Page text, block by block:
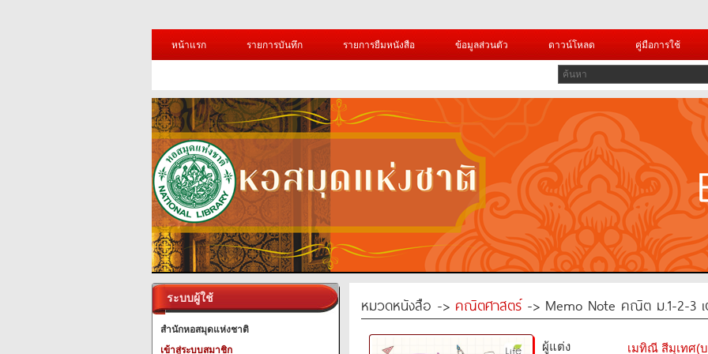
หน้าแรก รายการบันทึก รายการยืมหนังสือ ข้อมูลส่วนตัว ดาวน์โหลด คู่มือการใช้
ระบบผู้ใช้
สำนักหอสมุดแห่งชาติ
เข้าสู่ระบบสมาชิก
หมวดหนังสือ -> คณิตศาสตร์-> Memo Note คณิต ม.1-2-3
ผู้แต่ง เมทิณี สีมุเทศ(